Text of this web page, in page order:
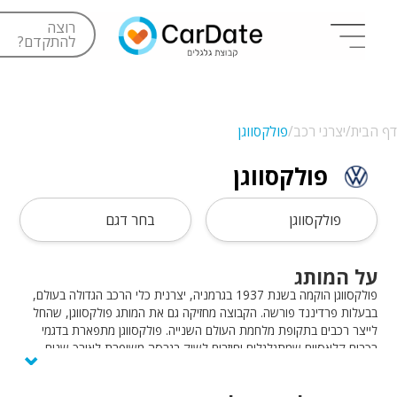
רוצה
להתקדם?
דף הבית/יצרני רכב/פולקסווגן
פולקסווגן
פולקסווגן בחר דגם
על המותג
פולקסווגן הוקמה בשנת 1937 בגרמניה, יצרנית כלי הרכב הגדולה בעולם,
בבעלות פרדיננד פורשה. הקבוצה מחזיקה גם את המותג פולקסווגן, שהחל
לייצר רכבים בתקופת מלחמת העולם השנייה. פולקסווגן מתפארת בדגמי
רכבים קלאסיים שמתגלגלים וחוזרים לשוק בגרסה משופרת לאורך שנים, ⌄